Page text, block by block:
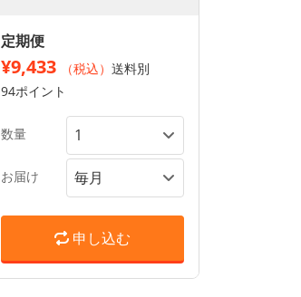
定期便
¥9,433 （税込） 送料別
94ポイント
数量
お届け
申し込む